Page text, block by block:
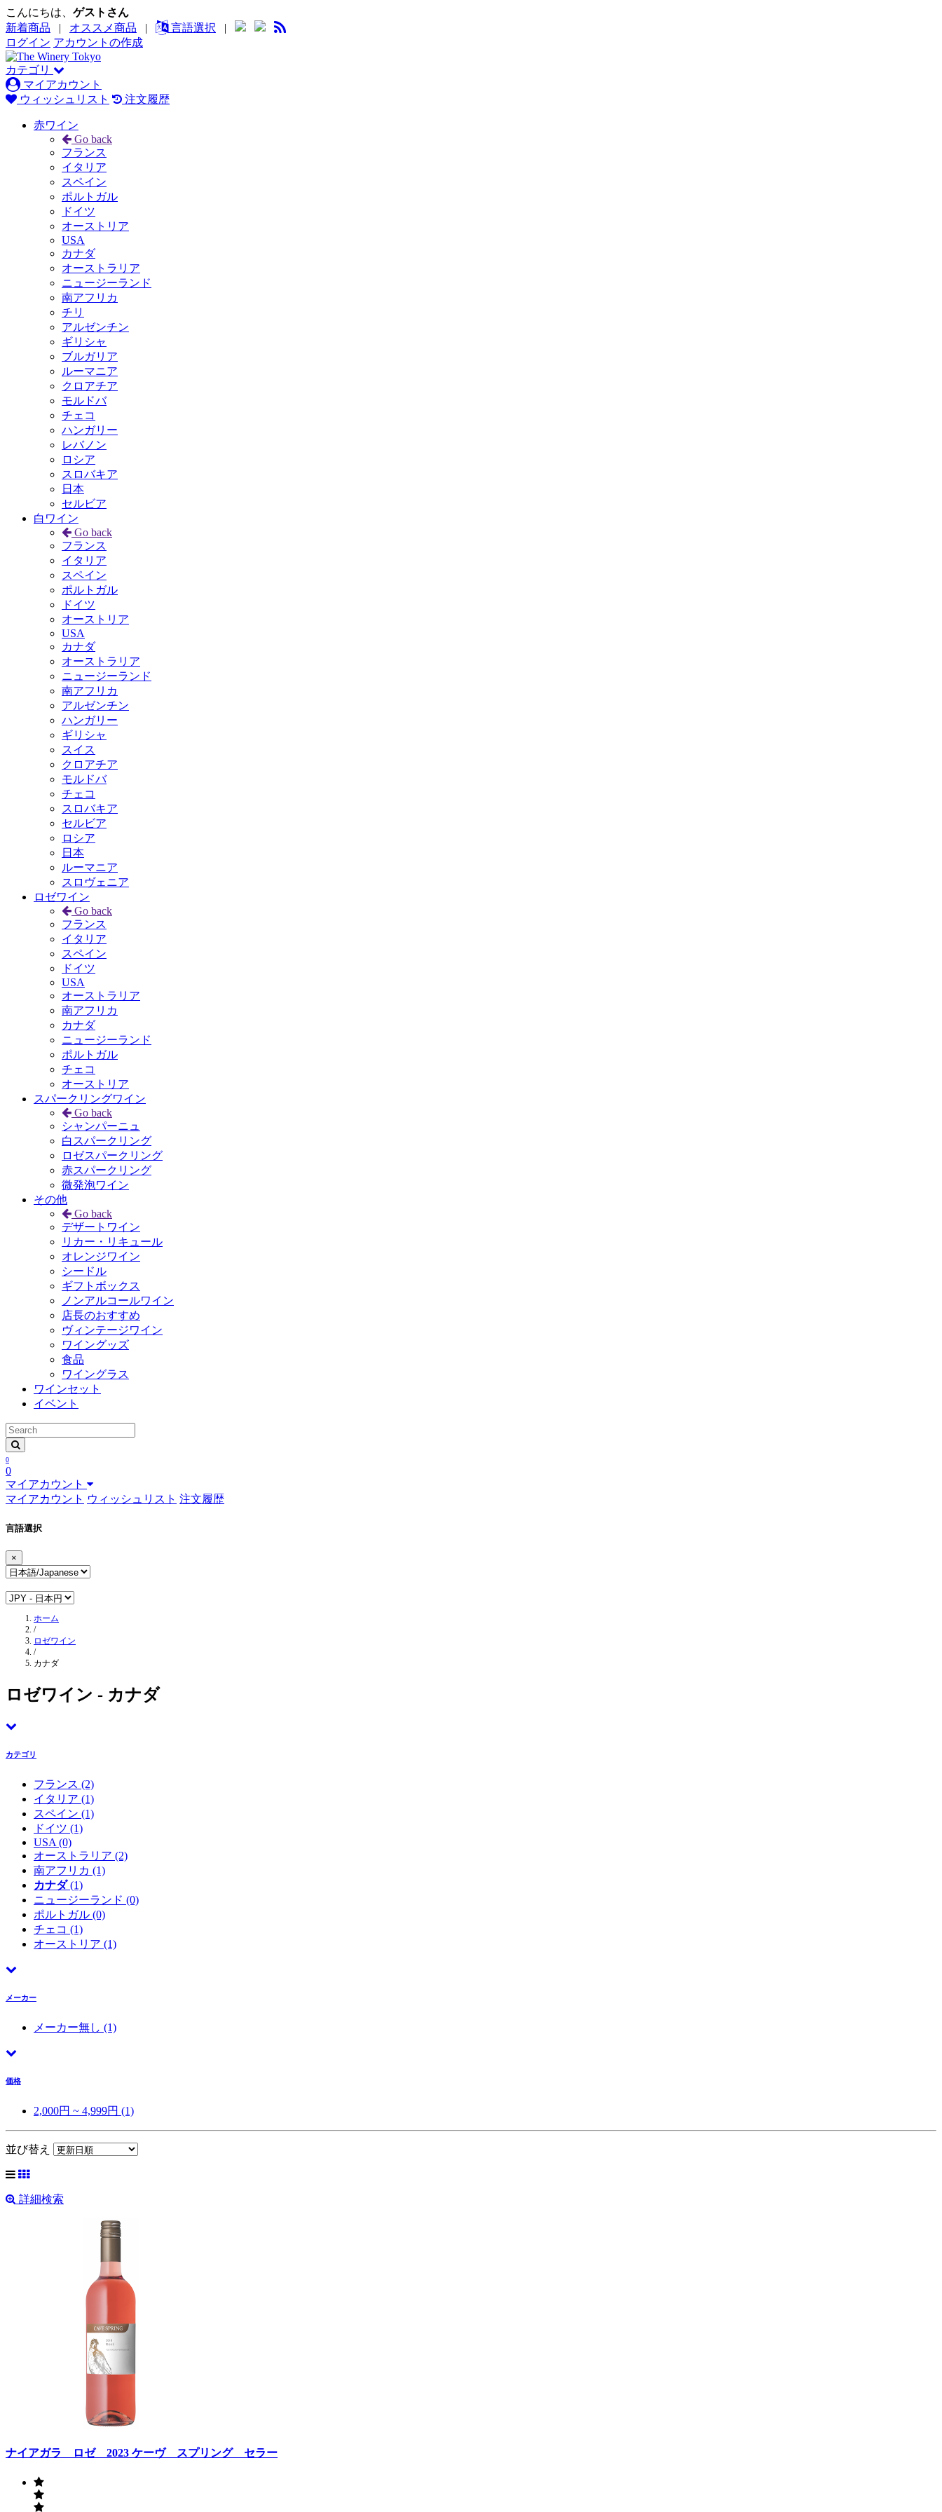
こんにちは、 ゲストさん
新着商品 | オススメ商品 | 言語選択 |
ログイン アカウントの作成
カテゴリ
マイアカウント
ウィッシュリスト
注文履歴
赤ワイン
Go back
フランス
イタリア
スペイン
ポルトガル
ドイツ
オーストリア
USA
カナダ
オーストラリア
ニュージーランド
南アフリカ
チリ
アルゼンチン
ギリシャ
ブルガリア
ルーマニア
クロアチア
モルドバ
チェコ
ハンガリー
レバノン
ロシア
スロバキア
日本
セルビア
白ワイン
Go back
フランス
イタリア
スペイン
ポルトガル
ドイツ
オーストリア
USA
カナダ
オーストラリア
ニュージーランド
南アフリカ
アルゼンチン
ハンガリー
ギリシャ
スイス
クロアチア
モルドバ
チェコ
スロバキア
セルビア
ロシア
日本
ルーマニア
スロヴェニア
ロゼワイン
Go back
フランス
イタリア
スペイン
ドイツ
USA
オーストラリア
南アフリカ
カナダ
ニュージーランド
ポルトガル
チェコ
オーストリア
スパークリングワイン
Go back
シャンパーニュ
白スパークリング
ロゼスパークリング
赤スパークリング
微発泡ワイン
その他
Go back
デザートワイン
リカー・リキュール
オレンジワイン
シードル
ギフトボックス
ノンアルコールワイン
店長のおすすめ
ヴィンテージワイン
ワイングッズ
食品
ワイングラス
ワインセット
イベント
0
0
マイアカウント
マイアカウント ウィッシュリスト 注文履歴
言語選択
×
ホーム
/
ロゼワイン
/
カナダ
ロゼワイン - カナダ
カテゴリ
フランス (2)
イタリア (1)
スペイン (1)
ドイツ (1)
USA (0)
オーストラリア (2)
南アフリカ (1)
カナダ (1)
ニュージーランド (0)
ポルトガル (0)
チェコ (1)
オーストリア (1)
メーカー
メーカー無し (1)
価格
2,000円 ~ 4,999円 (1)
並び替え
詳細検索
ナイアガラ ロゼ 2023 ケーヴ スプリング セラー